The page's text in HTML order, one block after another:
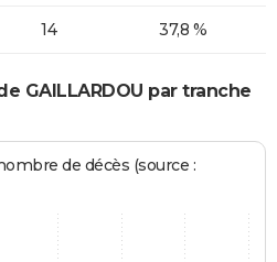
14 37,8 %
GAILLARDOU par tranche
de décès (source :